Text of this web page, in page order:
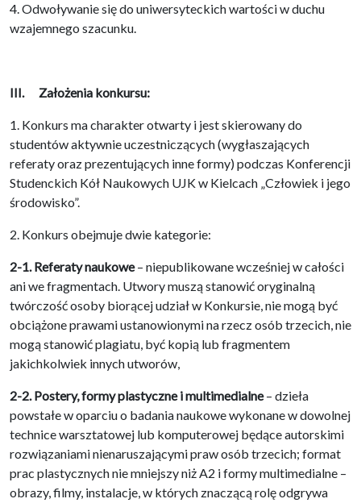
4. Odwoływanie się do uniwersyteckich wartości w duchu
wzajemnego szacunku.
III. Założenia konkursu:
1. Konkurs ma charakter otwarty i jest skierowany do
studentów aktywnie uczestniczących (wygłaszających
referaty oraz prezentujących inne formy) podczas Konferencji
Studenckich Kół Naukowych UJK w Kielcach „Człowiek i jego
środowisko”.
2. Konkurs obejmuje dwie kategorie:
2-1. Referaty naukowe– niepublikowane wcześniej w całości
ani we fragmentach. Utwory muszą stanowić oryginalną
twórczość osoby biorącej udział w Konkursie, nie mogą być
obciążone prawami ustanowionymi na rzecz osób trzecich, nie
mogą stanowić plagiatu, być kopią lub fragmentem
jakichkolwiek innych utworów,
2-2. Postery, formy plastyczne i multimedialne– dzieła
powstałe w oparciu o badania naukowe wykonane w dowolnej
technice warsztatowej lub komputerowej będące autorskimi
rozwiązaniami nienaruszającymi praw osób trzecich; format
prac plastycznych nie mniejszy niż A2 i formy multimedialne –
obrazy, filmy, instalacje, w których znaczącą rolę odgrywa